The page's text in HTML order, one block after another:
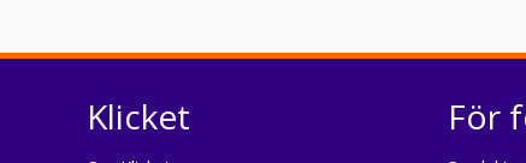
Klicket För